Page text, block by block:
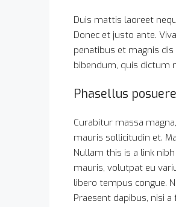
Duis mattis laoreet
Donec et justo ante.
penatibus et magnis
bibendum, quis dictum
Phasellus
Curabitur massa
mauris sollicitudin et.
Nullam this is a link
mauris, volutpat eu
libero tempus congue.
Praesent dapibus, nisi